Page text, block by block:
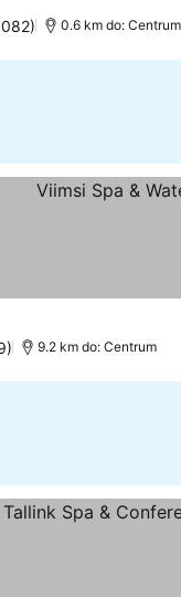
0.6 km do: Centrum
9.2 km do: Centrum